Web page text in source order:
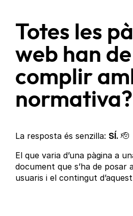
Totes les
web han de
complir
normativa?
La resposta és senzilla: SÍ. 🫡
El que varia d’una pàgina a
document que s’ha de posar
usuaris i el contingut